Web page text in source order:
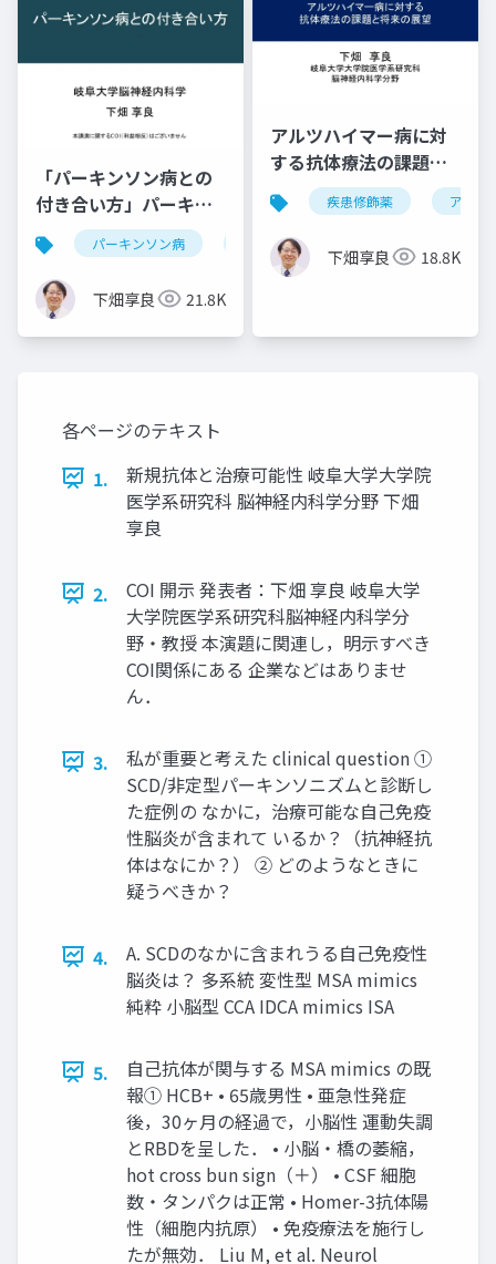
「パーキンソン病との
付き合い方」パーキン
ソン病健康教室 in 岡山
パーキンソン病 治療法
下畑享良 21.8K
アルツハイマー病に対
する抗体療法の課題と
将来の展望・改訂版
疾患修飾薬 アルツ
下畑享良 18.8K
各ページのテキスト
1.
新規抗体と治療可能性 岐阜大学大学院
医学系研究科 脳神経内科学分野 下畑
享良
2.
COI 開示 発表者：下畑 享良 岐阜大学
大学院医学系研究科脳神経内科学分
野・教授 本演題に関連し，明示すべき
COI関係にある 企業などはありませ
ん．
3.
私が重要と考えた clinical question ①
SCD/非定型パーキンソニズムと診断し
た症例の なかに，治療可能な自己免疫
性脳炎が含まれて いるか？（抗神経抗
体はなにか？） ② どのようなときに
疑うべきか？
4.
A. SCDのなかに含まれうる自己免疫性
脳炎は？ 多系統 変性型 MSA mimics
純粋 小脳型 CCA IDCA mimics ISA
5.
自己抗体が関与する MSA mimics の既
報① HCB+ • 65歳男性 • 亜急性発症
後，30ヶ月の経過で，小脳性 運動失調
とRBDを呈した． • 小脳・橋の萎縮，
hot cross bun sign（＋） • CSF 細胞
数・タンパクは正常 • Homer-3抗体陽
性（細胞内抗原） • 免疫療法を施行し
たが無効． Liu M, et al. Neurol